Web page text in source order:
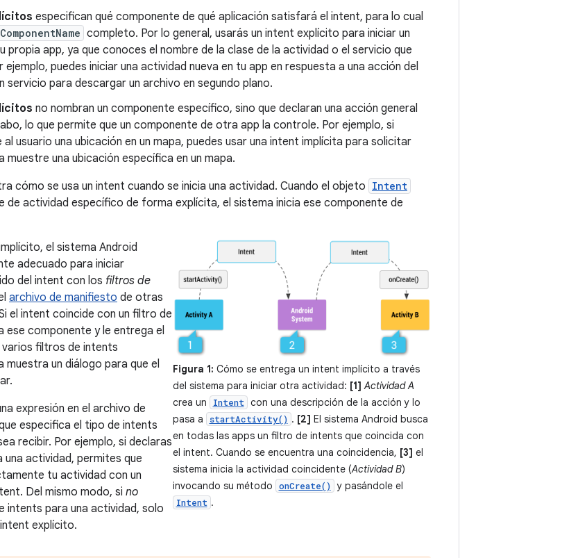
especifican qué componente de qué aplicación satisfará el intent, para lo cual
ComponentName completo. Por lo general, usarás un intent explícito para iniciar un
propia app, ya que conoces el nombre de la clase de la actividad o el servicio que
ejemplo, puedes iniciar una actividad nueva en tu app en respuesta a una acción del
servicio para descargar un archivo en segundo plano.
no nombran un componente específico, sino que declaran una acción general
lo que permite que un componente de otra app la controle. Por ejemplo, si
usuario una ubicación en un mapa, puedes usar una intent implícita para solicitar
muestre una ubicación específica en un mapa.
cómo se usa un intent cuando se inicia una actividad. Cuando el objeto Intent
de actividad específico de forma explícita, el sistema inicia ese componente de
Figura 1: Cómo se entrega un intent implícito a través
del sistema para iniciar otra actividad: [1] Actividad A
crea un
Intent
con una descripción de la acción y lo
pasa a
startActivity() . [2] El sistema Android busca
en todas las apps un filtro de intents que coincida con
el intent. Cuando se encuentra una coincidencia, [3] el
sistema inicia la actividad coincidente (Actividad B)
invocando su método
onCreate() y pasándole el
Intent .
el sistema Android
adecuado para iniciar
del intent con los filtros de
archivo de manifiesto de otras
el intent coincide con un filtro de
ese componente y le entrega el
varios filtros de intents
muestra un diálogo para que el
expresión en el archivo de
especifica el tipo de intents
recibir. Por ejemplo, si declaras
actividad, permites que
tu actividad con un
Del mismo modo, si no
intents para una actividad, solo
explícito.